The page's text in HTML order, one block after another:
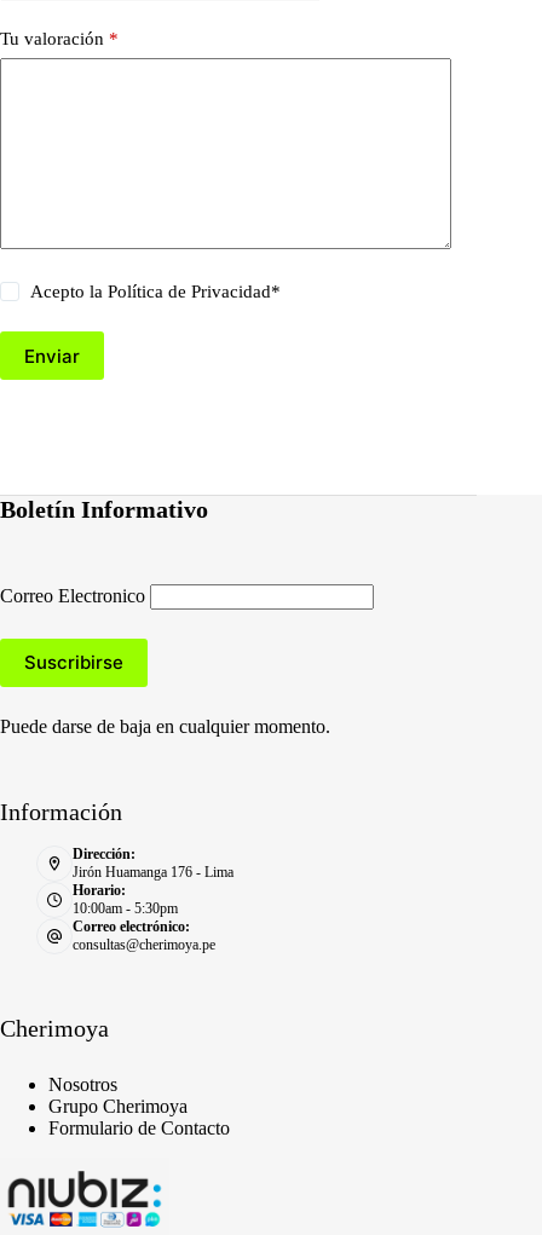
Tu valoración *
Acepto laPolítica de Privacidad*
Enviar
Boletín Informativo
Correo Electronico
Puede darse de baja en cualquier momento.
Información
Dirección:
Jirón Huamanga 176 - Lima
Horario:
10:00am - 5:30pm
Correo electrónico:
consultas@cherimoya.pe
Cherimoya
Nosotros
Grupo Cherimoya
Formulario de Contacto